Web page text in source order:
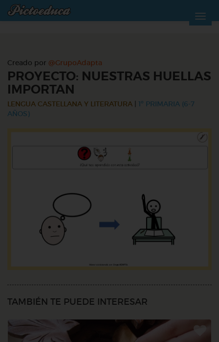
Creado por @GrupoAdapta
PROYECTO: NUESTRAS HUELLAS
IMPORTAN
LENGUA CASTELLANA Y LITERATURA
1º PRIMARIA (6-7
AÑOS)
TAMBIÉN TE PUEDE INTERESAR